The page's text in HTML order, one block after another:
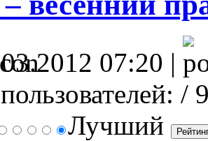
07:20 |
/
Лучший